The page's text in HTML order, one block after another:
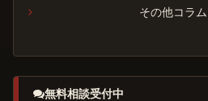
その他コラム
無料相談受付中